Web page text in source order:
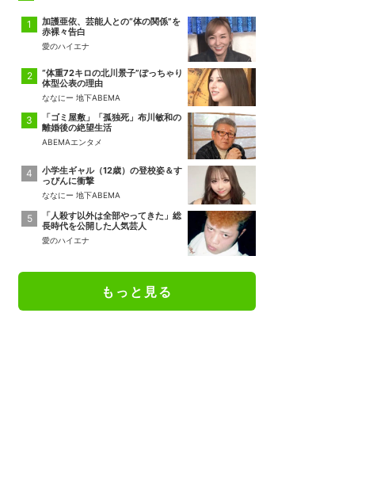
加護亜依、芸能人との“体の関係”を
赤裸々告白
愛のハイエナ
“体重72キロの北川景子”ぽっちゃり
体型公表の理由
ななにー 地下ABEMA
「ゴミ屋敷」「孤独死」布川敏和の
離婚後の絶望生活
ABEMAエンタメ
小学生ギャル（12歳）の登校姿＆す
っぴんに衝撃
ななにー 地下ABEMA
「人殺す以外は全部やってきた」総
長時代を公開した人気芸人
愛のハイエナ
もっと見る